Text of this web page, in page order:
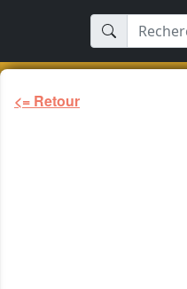
<= Retour